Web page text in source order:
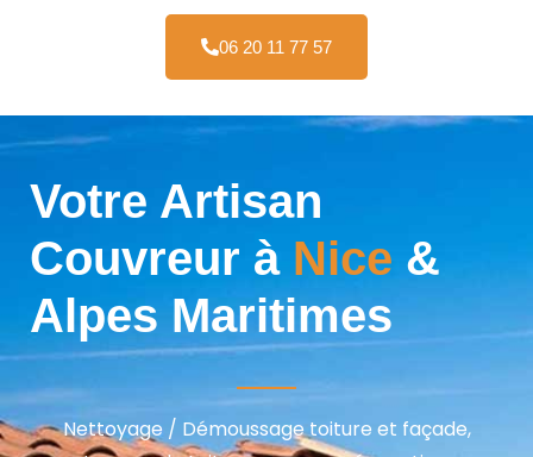
06 20 11 77 57
Votre Artisan
Couvreur à Nice &
Alpes Maritimes
Nettoyage / Démoussage toiture et façade,